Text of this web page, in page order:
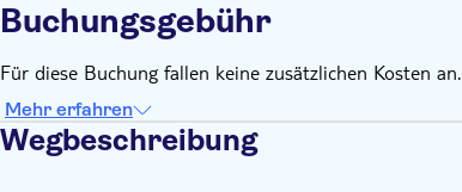
Buchungsgebühr
Für diese Buchung fallen keine zusätzlichen Kosten an.
Mehr erfahren
Wegbeschreibung